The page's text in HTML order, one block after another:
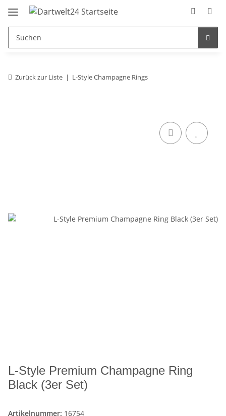
Zurück zur Liste L-Style Champagne Rings
L-Style Premium Champagne Ring
Black (3er Set)
Artikelnummer: 16754